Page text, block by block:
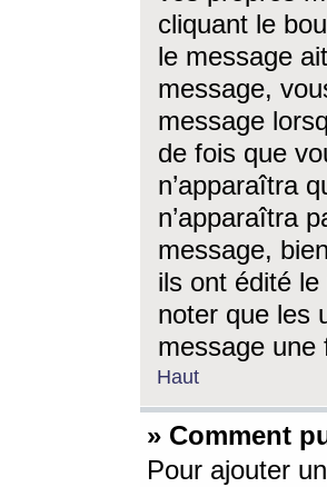
cliquant le
le message
message,
message
de fois que
n’apparaîtra
n’apparaîtra
message,
ils ont édité
noter que les
message une
Haut
» Comment
Pour ajouter